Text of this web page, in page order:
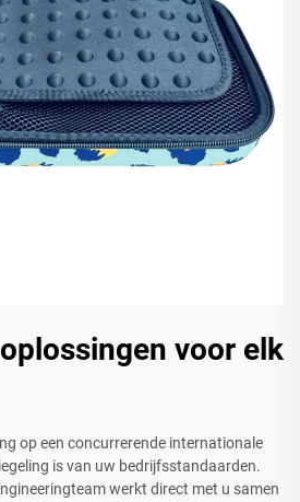
voor elk
op een concurrerende internationale
is van uw bedrijfsstandaarden.
werkt direct met u samen